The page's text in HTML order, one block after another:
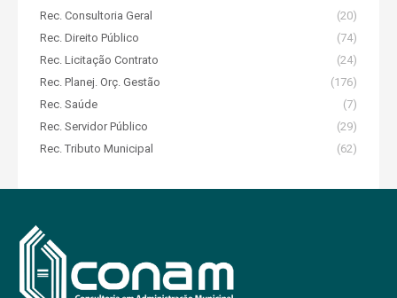
Rec. Consultoria Geral
(20)
Rec. Direito Público
(74)
Rec. Licitação Contrato
(24)
Rec. Planej. Orç. Gestão
(176)
Rec. Saúde
(7)
Rec. Servidor Público
(29)
Rec. Tributo Municipal
(62)